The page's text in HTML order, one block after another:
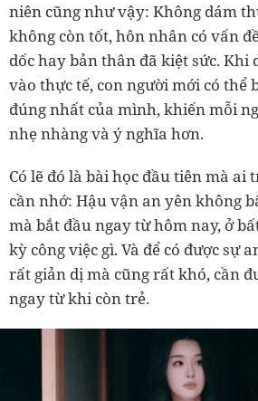
niên cũng như vậy: Không dám
không còn tốt, hôn nhân có vấn
dốc hay bản thân đã kiệt sức. Khi
vào thực tế, con người mới có thể
đúng nhất của mình, khiến mỗi
nhẹ nhàng và ý nghĩa hơn.
Có lẽ đó là bài học đầu tiên mà ai
cần nhớ: Hậu vận an yên không
mà bắt đầu ngay từ hôm nay, ở
kỳ công việc gì. Và để có được sự
rất giản dị mà cũng rất khó, cần
ngay từ khi còn trẻ.